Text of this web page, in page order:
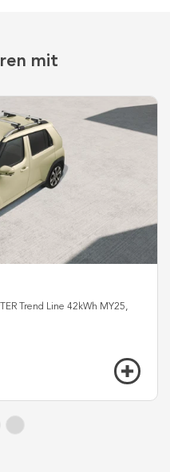
mit
Trend Line 42kWh MY25,